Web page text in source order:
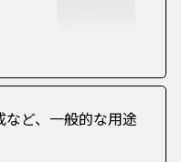
ど、一般的な用途